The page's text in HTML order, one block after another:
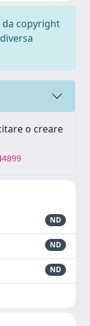
da copyright
o creare
ND
ND
ND